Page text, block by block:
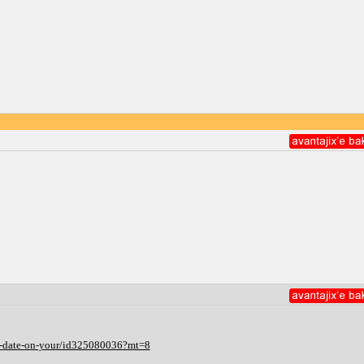
on-your/id325080036?mt=8